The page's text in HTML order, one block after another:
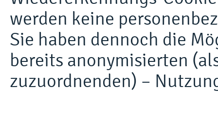
werden keine
Sie haben dennoch die
bereits anonymisierten
zuzuordnenden) –